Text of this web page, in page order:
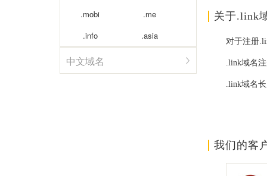
.mobi
.me
.info
.asia
中文域名
关于.link
对于注册
.link域名
.link域名
我们的客